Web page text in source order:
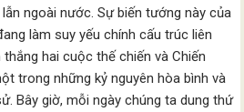
ngoài nước. Sự biến tướng này của
làm suy yếu chính cấu trúc liên
hai cuộc thế chiến và Chiến
trong những kỷ nguyên hòa bình và
Bây giờ, mỗi ngày chúng ta dung thứ